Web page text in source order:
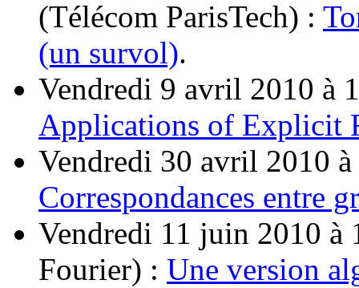
(Télécom ParisTech) :
(un survol).
Vendredi 9 avril 2010 à
Applications of Explicit
Vendredi 30 avril 2010
Correspondances entre
Vendredi 11 juin 2010 à
Fourier) : Une version